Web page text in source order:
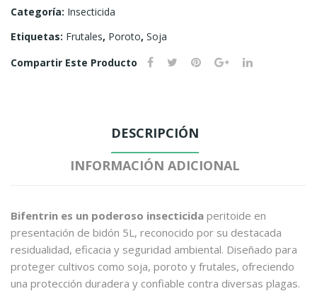
Categoría: Insecticida
Etiquetas: Frutales, Poroto, Soja
Compartir Este Producto
DESCRIPCIÓN
INFORMACIÓN ADICIONAL
Bifentrin es un poderoso insecticida peritoide en
presentación de bidón 5L, reconocido por su destacada
residualidad, eficacia y seguridad ambiental. Diseñado para
proteger cultivos como soja, poroto y frutales, ofreciendo
una protección duradera y confiable contra diversas plagas.